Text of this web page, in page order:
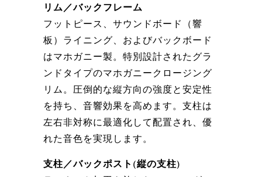
リム／バックフレーム
フットピース、サウンドボード（響
板）ライニング、およびバックボード
はマホガニー製。特別設計されたグラ
ンドタイプのマホガニークロージング
リム。圧倒的な縦方向の強度と安定性
を持ち、音響効果を高めます。支柱は
左右非対称に最適化して配置され、優
れた音色を実現します。
支柱／バックポスト(縦の支柱)